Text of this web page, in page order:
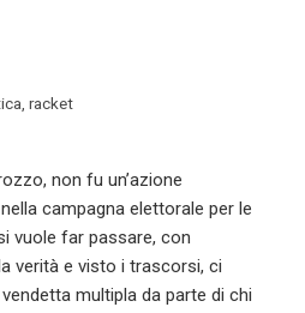
racket
non fu un’azione
campagna elettorale per le
vuole far passare, con
verità e visto i trascorsi, ci
multipla da parte di chi